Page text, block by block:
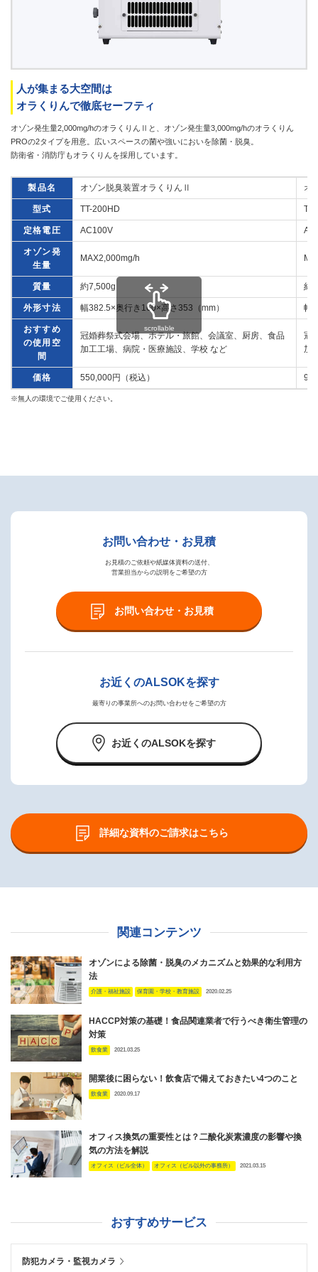
人が集まる大空間は
オラくりんで徹底セーフティ
オゾン発生量2,000mg/hのオラくりんⅡと、オゾン発生量3,000mg/hのオラくりん
PROの2タイプを用意。広いスペースの菌や強いにおいを除菌・脱臭。
防衛省・消防庁もオラくりんを採用しています。
製品名 オゾン脱臭装置オラくりんⅡ オ
型式 TT-200HD
定格電圧 AC100V
オゾン発
生量
MAX2,000mg/h
質量 約7,500g 約
外形寸法 幅382.5×奥行き160×高さ353（mm） 幅
おすすめ
の使用空
間
冠婚葬祭式会場、ホテル・旅館、会議室、厨房、食品
加工工場、病院・医療施設、学校 など
冠
加
価格 550,000円（税込）
※無人の環境でご使用ください。
scrollable
お問い合わせ・お見積
お見積のご依頼や紙媒体資料の送付、
営業担当からの説明をご希望の方
お問い合わせ・お見積
お近くのALSOKを探す
最寄りの事業所へのお問い合わせをご希望の方
お近くのALSOKを探す
詳細な資料のご請求はこちら
関連コンテンツ
オゾンによる除菌・脱臭のメカニズムと効果的な利用方
法
介護・福祉施設 保育園・学校・教育施設 2020.02.25
HACCP対策の基礎！食品関連業者で行うべき衛生管理の
対策
飲食業 2021.03.25
開業後に困らない！飲食店で備えておきたい4つのこと
飲食業 2020.09.17
オフィス換気の重要性とは？二酸化炭素濃度の影響や換
気の方法を解説
オフィス（ビル全体） オフィス（ビル以外の事務所） 2021.03.15
おすすめサービス
防犯カメラ・監視カメラ